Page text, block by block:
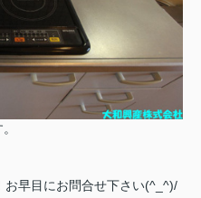
早目にお問合せ下さい(^_^)/